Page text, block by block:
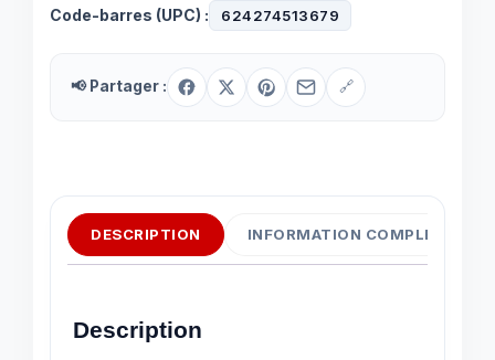
Code-barres (UPC) : 624274513679
📢 Partager : 🔗
DESCRIPTION INFORMATION
Description